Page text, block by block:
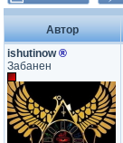
Автор
ishutinow®
Забанен